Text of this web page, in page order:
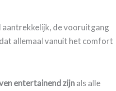
aantrekkelijk, de vooruitgang
allemaal vanuit het comfort
entertainend zijnals alle